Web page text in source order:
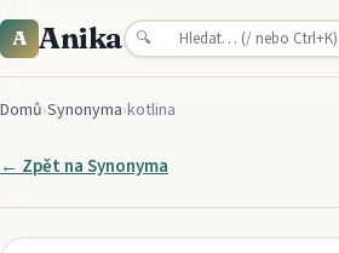
A Anika 🔍
Domů›Synonyma›kotlina
← Zpět naSynonyma